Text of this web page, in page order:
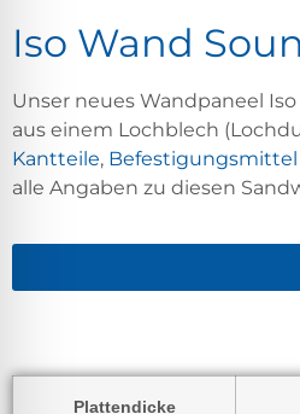
Iso Wand
Unser neues Wandpaneel
aus einem Lochblech
Kantteile, Befestigungsmittel
alle Angaben zu diesen
Plattendicke